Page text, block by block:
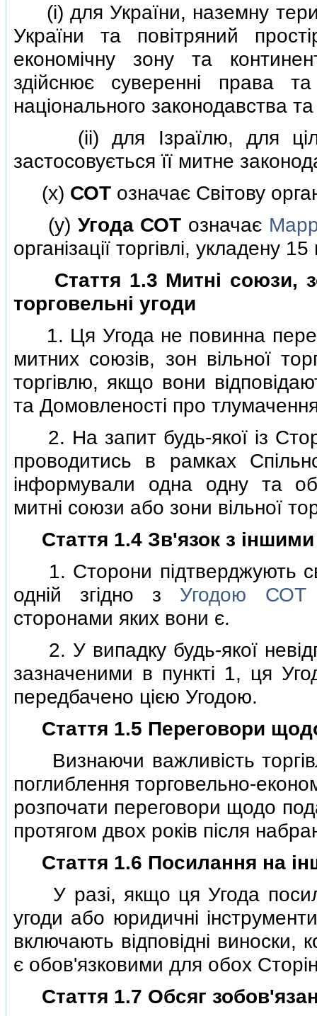
(i) для України, наземну
України та повiтряний
економiчну зону та
здiйснює сувереннi права
нацiонального законодавства
(ii) для Iзраїлю, для
застосовується її митне
(x) СОТ означає Свiтову
(y) Угода СОТ означає
органiзацiї торгiвлi, укладену
Стаття 1.3 Митнi союзи,
торговельнi угоди
1. Ця Угода не повинна
митних союзiв, зон вiльної
торгiвлю, якщо вони
та Домовленостi про
2. На запит будь-якої iз
проводитись в рамках
iнформували одна одну та
митнi союзи або зони вiльної
Стаття 1.4 Зв'язок з
1. Сторони пiдтверджують
однiй згiдно з Угодою СОТ
сторонами яких вони є.
2. У випадку будь-якої
зазначеними в пунктi 1, ця
передбачено цiєю Угодою.
Стаття 1.5 Переговори
Визнаючи важливiсть
поглиблення торговельно-
розпочати переговори щодо
протягом двох рокiв пiсля
Стаття 1.6 Посилання на
У разi, якщо ця Угода
угоди або юридичнi
включають вiдповiднi виноски,
є обов'язковими для обох
Стаття 1.7 Обсяг